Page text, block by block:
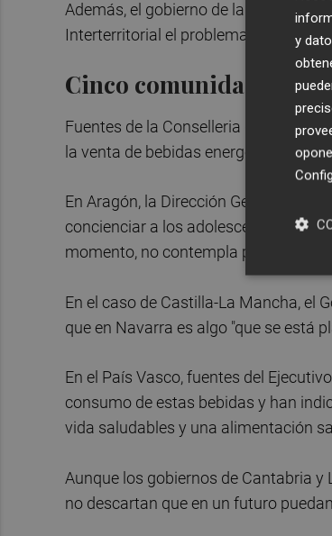
Además, el gobierno de la
Interterritorial el problema de
Cinco comunidades
Fuentes de la Conselleria de Salud
la venta de bebidas energéticas a
En Aragón, la Dirección General de
concienciar a los adolescentes del
momento, no contempla prohibirlo
En el caso de Castilla-La Mancha, el
que en Navarra es algo "que se está
En el País Vasco, fuentes del
consumo de estas bebidas y han
vida saludables y una alimentación
Aunque los gobiernos de Cantabria
no descartan que en un futuro
y